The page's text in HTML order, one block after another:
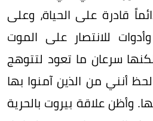
قادرة على الحياة، وعلى
وأدوات للانتصار على الموت
سرعان ما تعود لتتوهج
أنني من الذين آمنوا بها
وأظن علاقة بيروت بالحرية